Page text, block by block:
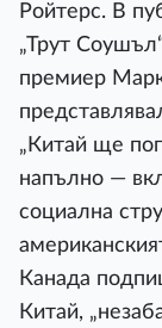
Ройтерс. В
„Трут
премиер
„Китай ще
напълно —
социална
Канада
Китай,